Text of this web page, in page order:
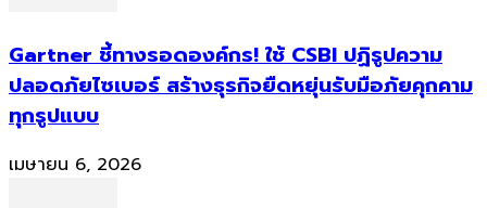
Gartner ชี้ทางรอดองค์กร! ใช้ CSBI ปฏิรูปความ
ปลอดภัยไซเบอร์ สร้างธุรกิจยืดหยุ่นรับมือภัยคุกคาม
ทุกรูปแบบ
เมษายน 6, 2026